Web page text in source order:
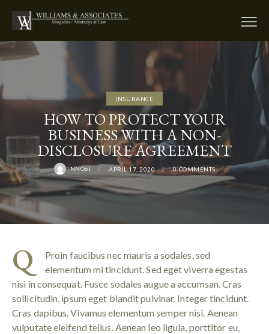
INSURANCE
HOW TO PROTECT YOUR
BUSINESS WITH A NON-
DISCLOSURE AGREEMENT
NNO6I APRIL 17, 2020 0 COMMENTS
Q
Proin faucibus nec mauris a sodales, sed
elementum mi tincidunt. Sed eget viverra egestas
nisi in consequat. Fusce sodales augue a accumsan. Cras
sollicitudin, ipsum eget blandit pulvinar. Integer tincidunt.
Cras dapibus. Vivamus elementum semper nisi. Aenean
vulputate eleifend tellus. Aenean leo ligula, porttitor eu,